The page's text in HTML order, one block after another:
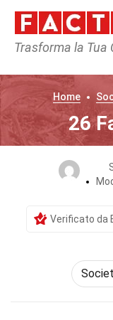
Trasforma la Tua
Home
26
Verificato da